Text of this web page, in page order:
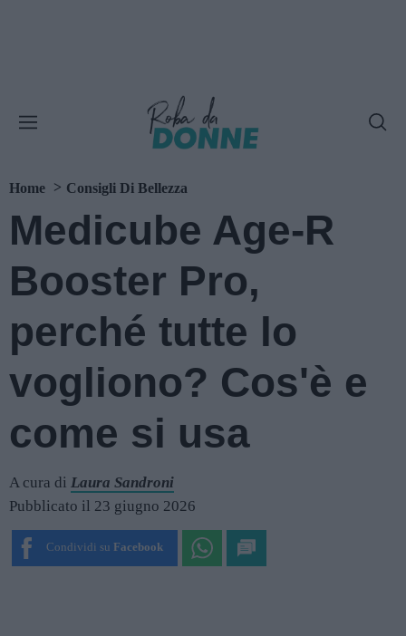
Home Consigli Di Bellezza
Medicube Age-R
Booster Pro,
perché tutte lo
vogliono? Cos'è e
come si usa
A cura di Laura Sandroni
Pubblicato il 23 giugno 2026
Condividi su Facebook